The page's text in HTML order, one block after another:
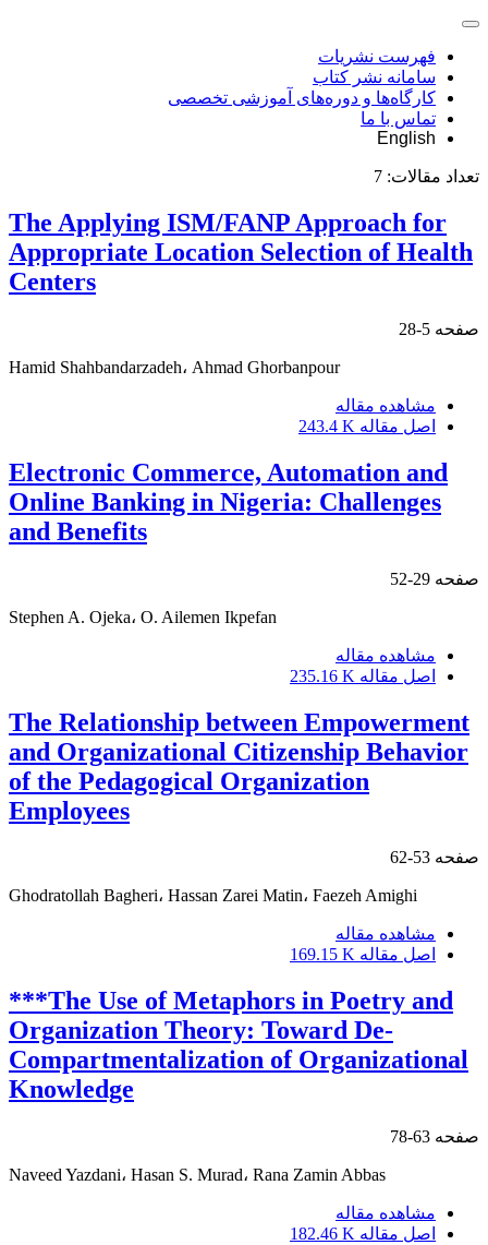
فهرست نشریات
سامانه نشر کتاب
کارگاه‌ها و دوره‌های آموزشی تخصصی
تماس با ما
English
تعداد مقالات: 7
The Applying ISM/FANP Approach for
Appropriate Location Selection of Health
Centers
صفحه 5-28
Hamid Shahbandarzadeh، Ahmad Ghorbanpour
مشاهده مقاله
اصل مقاله 243.4 K
Electronic Commerce, Automation and
Online Banking in Nigeria: Challenges
and Benefits
صفحه 29-52
Stephen A. Ojeka، O. Ailemen Ikpefan
مشاهده مقاله
اصل مقاله 235.16 K
The Relationship between Empowerment
and Organizational Citizenship Behavior
of the Pedagogical Organization
Employees
صفحه 53-62
Ghodratollah Bagheri، Hassan Zarei Matin، Faezeh Amighi
مشاهده مقاله
اصل مقاله 169.15 K
***The Use of Metaphors in Poetry and
Organization Theory: Toward De-
Compartmentalization of Organizational
Knowledge
صفحه 63-78
Naveed Yazdani، Hasan S. Murad، Rana Zamin Abbas
مشاهده مقاله
اصل مقاله 182.46 K